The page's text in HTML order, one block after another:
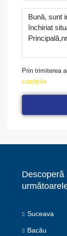
Prin trimiterea
condițiile
Descoperă
Suceava
Bacău